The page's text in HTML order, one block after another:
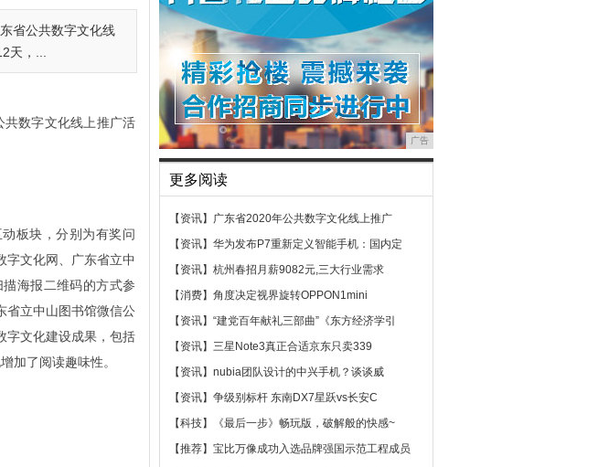
省公共数字文化线
天，...
共数字文化线上推广活
板块，分别为有奖问
字文化网、广东省立中
海报二维码的方式参
省立中山图书馆微信公
字文化建设成果，包括
加了阅读趣味性。
广告
更多阅读
【资讯】 广东省2020年公共数字文化线上推广
【资讯】 华为发布P7重新定义智能手机：国内定
【资讯】 杭州春招月薪9082元,三大行业需求
【消费】 角度决定视界旋转OPPON1mini
【资讯】 “建党百年献礼三部曲”《东方经济学引
【资讯】 三星Note3真正合适京东只卖339
【资讯】 nubia团队设计的中兴手机？谈谈威
【资讯】 争级别标杆 东南DX7星跃vs长安C
【科技】
《最后一步》畅玩版，破解般的快感~
【推荐】 宝比万像成功入选品牌强国示范工程成员